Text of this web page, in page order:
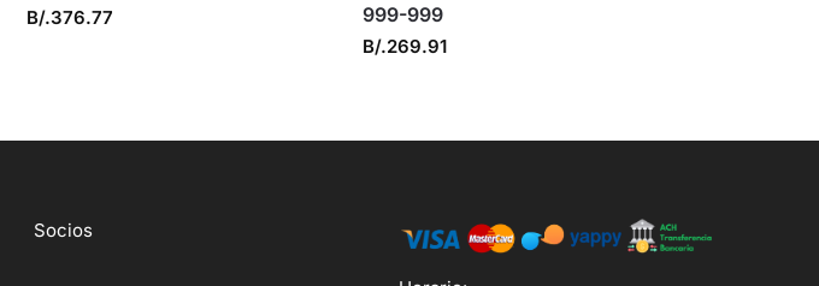
B/.376.77
999-999
B/.269.91
Socios